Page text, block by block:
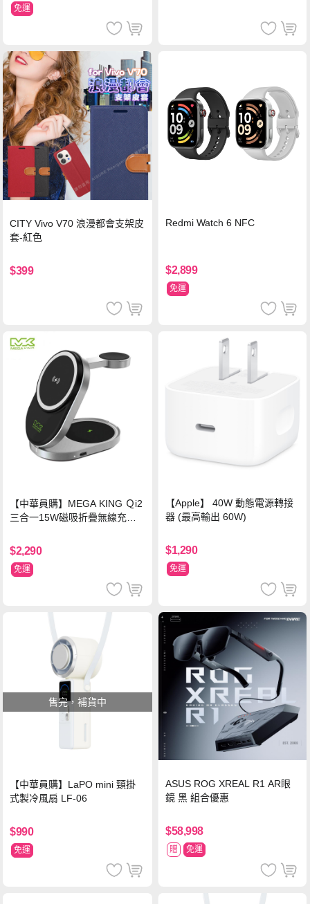
免運
CITY Vivo V70 浪漫都會支架皮
套-紅色
$399
Redmi Watch 6 NFC
$2,899
免運
【中華員購】MEGA KING Ｑi2
三合一15W磁吸折疊無線充電
$2,290
免運
【Apple】 40W 動態電源轉接
器 (最高輸出 60W)
$1,290
免運
售完，補貨中
【中華員購】LaPO mini 頸掛
式製冷風扇 LF-06
$990
免運
ASUS ROG XREAL R1 AR眼
鏡 黑 組合優惠
$58,998
贈 免運